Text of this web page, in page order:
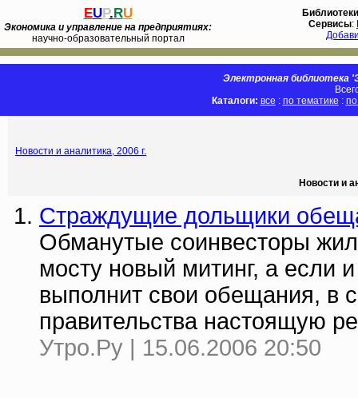
EUP.RU
Экономика и управление на предприятиях:
научно-образовательный портал
Библиотеки
Сервисы:
Электронная библиотека
Каталоги: все : по тематике :
Новости и аналитика, 2006 г.
Новости и
Страждущие дольщики
Обманутые соинвесторы
мосту новый митинг, а если
выполнит свои обещания, в
правительства настоящую
Утро.Ру | 15.06.2006 20:50